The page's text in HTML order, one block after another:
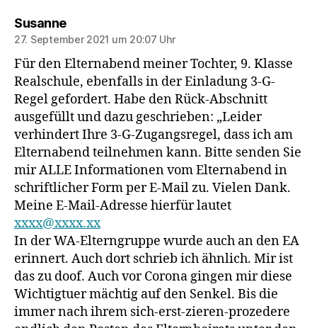
Susannesagt:
27. September 2021 um 20:07 Uhr
Für den Elternabend meiner Tochter, 9. Klasse
Realschule, ebenfalls in der Einladung 3-G-
Regel gefordert. Habe den Rück-Abschnitt
ausgefüllt und dazu geschrieben: „Leider
verhindert Ihre 3-G-Zugangsregel, dass ich am
Elternabend teilnehmen kann. Bitte senden Sie
mir ALLE Informationen vom Elternabend in
schriftlicher Form per E-Mail zu. Vielen Dank.
Meine E-Mail-Adresse hierfür lautet
xxxx@xxxx.xx
In der WA-Elterngruppe wurde auch an den EA
erinnert. Auch dort schrieb ich ähnlich. Mir ist
das zu doof. Auch vor Corona gingen mir diese
Wichtigtuer mächtig auf den Senkel. Bis die
immer nach ihrem sich-erst-zieren-prozedere